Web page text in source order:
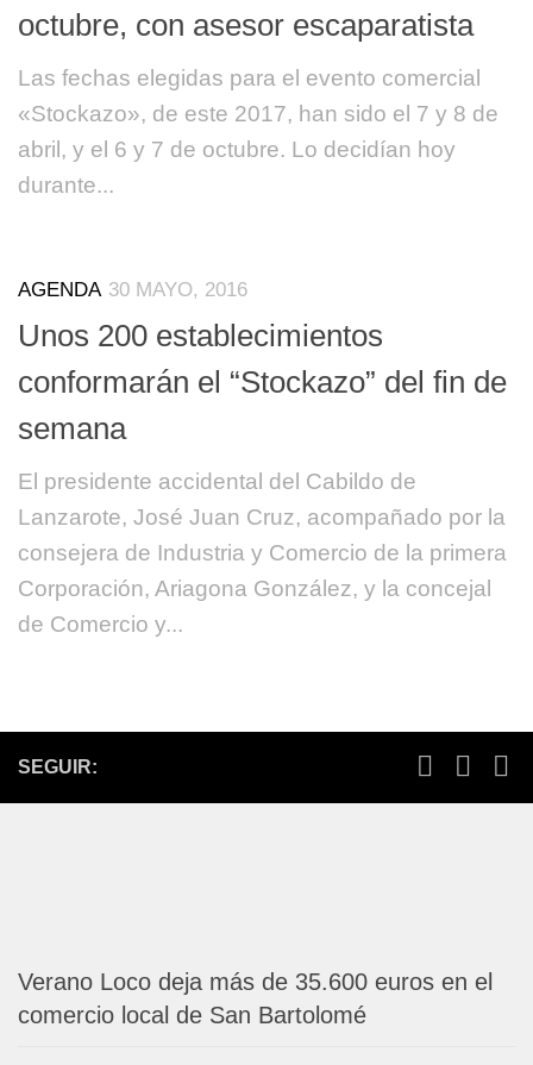
octubre, con asesor escaparatista
Las fechas elegidas para el evento comercial
«Stockazo», de este 2017, han sido el 7 y 8 de
abril, y el 6 y 7 de octubre. Lo decidían hoy
durante...
AGENDA 30 MAYO, 2016
Unos 200 establecimientos
conformarán el “Stockazo” del fin de
semana
El presidente accidental del Cabildo de
Lanzarote, José Juan Cruz, acompañado por la
consejera de Industria y Comercio de la primera
Corporación, Ariagona González, y la concejal
de Comercio y...
SEGUIR:
Verano Loco deja más de 35.600 euros en el
comercio local de San Bartolomé